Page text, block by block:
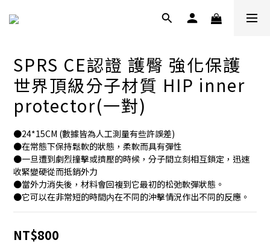
SPRS CE認證 護臀 強化保護
世界頂級分子材質 HIP inner
protector(一對)
●24*15CM (數據皆為人工測量有些許誤差)
●在常態下保持鬆軟的狀態，柔軟而具有彈性
●一旦遭到劇烈撞擊或擠壓的時候，分子間立刻相互鎖定，迅速
收緊變硬從而抵銷外力
●當外力消失後，材料會回複到它最初的松弛軟彈狀態。
●它可以在非常短的時間内在不同的沖擊情況作出不同的反應。
NT$800